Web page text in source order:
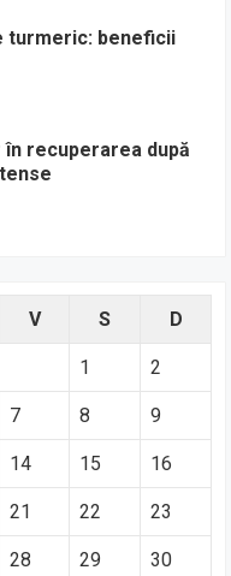
turmeric: beneficii
recuperarea după
V S D
1 2
7 8 9
14 15 16
21 22 23
28 29 30